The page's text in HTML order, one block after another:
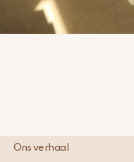
Ons verhaal